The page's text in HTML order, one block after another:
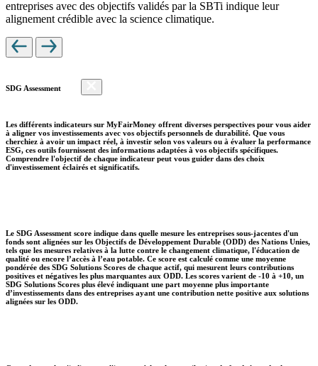
entreprises avec des objectifs validés par la SBTi indique leur
alignement crédible avec la science climatique.
SDG Assessment
Les différents indicateurs sur MyFairMoney offrent diverses perspectives pour vous aider
à aligner vos investissements avec vos objectifs personnels de durabilité. Que vous
cherchiez à avoir un impact réel, à investir selon vos valeurs ou à évaluer la performance
ESG, ces outils fournissent des informations adaptées à vos objectifs spécifiques.
Comprendre l'objectif de chaque indicateur peut vous guider dans des choix
d'investissement éclairés et significatifs.
Le SDG Assessment score indique dans quelle mesure les entreprises sous-jacentes d'un
fonds sont alignées sur les Objectifs de Développement Durable (ODD) des Nations Unies,
tels que les mesures relatives à la lutte contre le changement climatique, l'éducation de
qualité ou encore l’accès à l’eau potable. Ce score est calculé comme une moyenne
pondérée des SDG Solutions Scores de chaque actif, qui mesurent leurs contributions
positives et négatives les plus marquantes aux ODD. Les scores varient de -10 à +10, un
SDG Solutions Scores plus élevé indiquant une part moyenne plus importante
d’investissements dans des entreprises ayant une contribution nette positive aux solutions
alignées sur les ODD.